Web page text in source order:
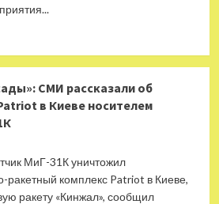
СМИ рассказали об
в Киеве носителем
МиГ-31К уничтожил
ракетный комплекс Patriot в Киеве,
ракету «Кинжал», сообщил